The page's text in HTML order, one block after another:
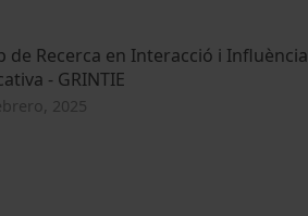
de Recerca en Interacció i Influència
- GRINTIE
2025